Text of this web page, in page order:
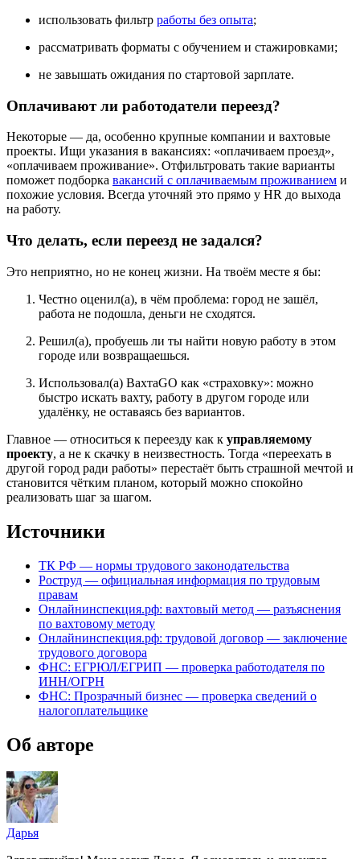
использовать фильтр работы без опыта;
рассматривать форматы с обучением и стажировками;
не завышать ожидания по стартовой зарплате.
Оплачивают ли работодатели переезд?
Некоторые — да, особенно крупные компании и вахтовые
проекты. Ищи указания в вакансиях: «оплачиваем проезд»,
«оплачиваем проживание». Отфильтровать такие варианты
поможет подборка вакансий с оплачиваемым проживанием и
похожие условия. Всегда уточняй это прямо у HR до выхода
на работу.
Что делать, если переезд не задался?
Это неприятно, но не конец жизни. На твоём месте я бы:
Честно оценил(а), в чём проблема: город не зашёл,
работа не подошла, деньги не сходятся.
Решил(а), пробуешь ли ты найти новую работу в этом
городе или возвращаешься.
Использовал(а) ВахтаGO как «страховку»: можно
быстро искать вахту, работу в другом городе или
удалёнку, не оставаясь без вариантов.
Главное — относиться к переезду как к управляемому
проекту, а не к скачку в неизвестность. Тогда «переехать в
другой город ради работы» перестаёт быть страшной мечтой и
становится чётким планом, который можно спокойно
реализовать шаг за шагом.
Источники
ТК РФ — нормы трудового законодательства
Роструд — официальная информация по трудовым
правам
Онлайнинспекция.рф: вахтовый метод — разъяснения
по вахтовому методу
Онлайнинспекция.рф: трудовой договор — заключение
трудового договора
ФНС: ЕГРЮЛ/ЕГРИП — проверка работодателя по
ИНН/ОГРН
ФНС: Прозрачный бизнес — проверка сведений о
налогоплательщике
Об авторе
Дарья